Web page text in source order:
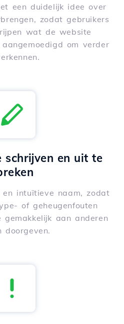
een duidelijk idee over
zodat gebruikers
wat de website
om verder
schrijven en uit te
en intuïtieve naam, zodat
of geheugenfouten
gemakkelijk aan anderen
doorgeven.